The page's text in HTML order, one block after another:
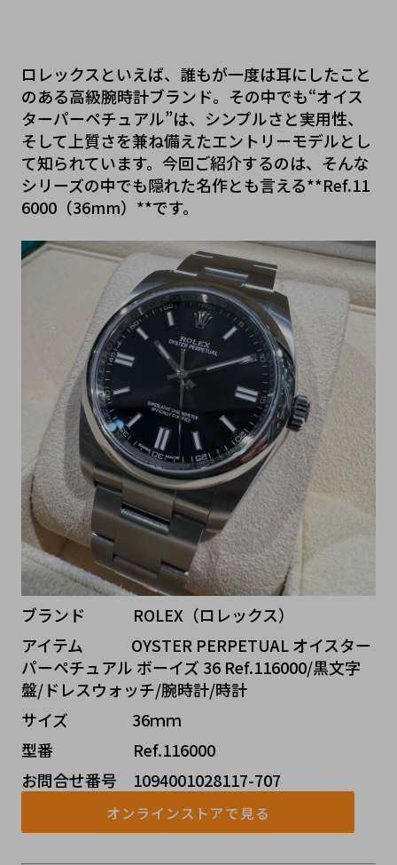
ロレックスといえば、誰もが一度は耳にしたこと
のある高級腕時計ブランド。その中でも“オイス
ターパーペチュアル”は、シンプルさと実用性、
そして上質さを兼ね備えたエントリーモデルとし
て知られています。今回ご紹介するのは、そんな
シリーズの中でも隠れた名作とも言える**Ref.11
6000（36mm）**です。
ブランド   ROLEX（ロレックス）
アイテム   OYSTER PERPETUAL オイスター
パーペチュアル ボーイズ 36 Ref.116000/黒文字
盤/ドレスウォッチ/腕時計/時計
サイズ    36ｍｍ
型番     Ref.116000
お問合せ番号 1094001028117-707
オンラインストアで見る